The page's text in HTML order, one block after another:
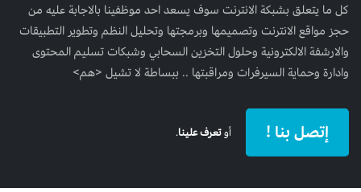
كل ما يتعلق بشبكة الانترنت سوف يسعد احد موظفينا بالاجابة عليه من
حجز مواقع الانترنت وتصميمها وبرمجتها وتحليل النظم وتطوير التطبيقات
والارشفة الالكترونية وحلول التخزين السحابي وشبكات تسليم المحتوى
وادارة وحماية السيرفرات ومراقبتها .. ببساطة لا تشيل <هم>
إتصل بنا ! أوتعرف علينا.